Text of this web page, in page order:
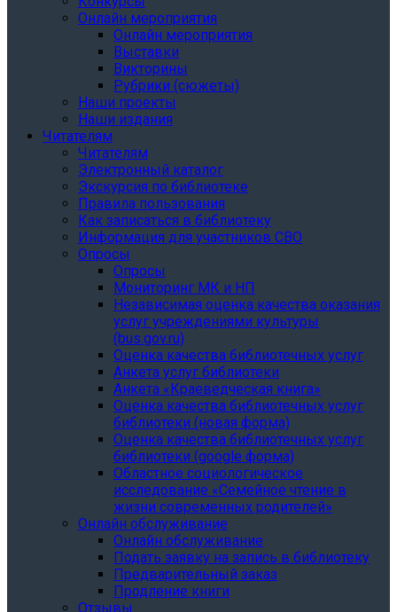
Онлайн мероприятия
Онлайн мероприятия
Выставки
Викторины
Рубрики (сюжеты)
Наши проекты
Наши издания
Читателям
Читателям
Электронный каталог
Экскурсия по библиотеке
Правила пользования
Как записаться в библиотеку
Информация для участников СВО
Опросы
Опросы
Мониторинг МК и НП
Независимая оценка качества оказания
услуг учреждениями культуры
(bus.gov.ru)
Оценка качества библиотечных услуг
Анкета услуг библиотеки
Анкета «Краеведческая книга»
Oценка качества библиотечных услуг
библиотеки (новая форма)
Oценка качества библиотечных услуг
библиотеки (google форма)
Областное социологическое
исследование «Семейное чтение в
жизни современных родителей»
Онлайн обслуживание
Онлайн обслуживание
Подать заявку на запись в библиотеку
Предварительный заказ
Продление книги
Отзывы